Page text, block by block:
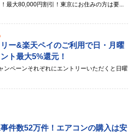
最大80,000円割引！東京にお住みの方は要...
ー&楽天ペイのご利用で日・月曜
ト最大5%還元！
ンペーンそれぞれにエントリーいただくと日曜
件数52万件！エアコンの購入は安